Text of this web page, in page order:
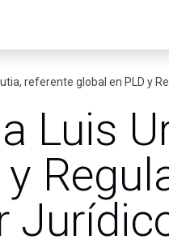
referente global en PLD y
Luis